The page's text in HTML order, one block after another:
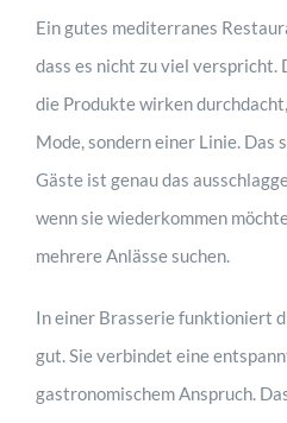
Ein gutes mediterranes
dass es nicht zu viel
die Produkte wirken
Mode, sondern einer Linie. Das
Gäste ist genau das
wenn sie wiederkommen
mehrere Anlässe suchen.
In einer Brasserie funktioniert
gut. Sie verbindet eine
gastronomischem Anspruch.